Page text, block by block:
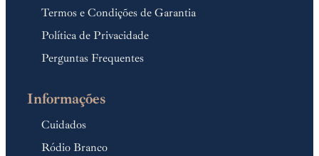
Termos e Condições de Garantia
Política de Privacidade
Perguntas Frequentes
Informações
Cuidados
Ródio Branco